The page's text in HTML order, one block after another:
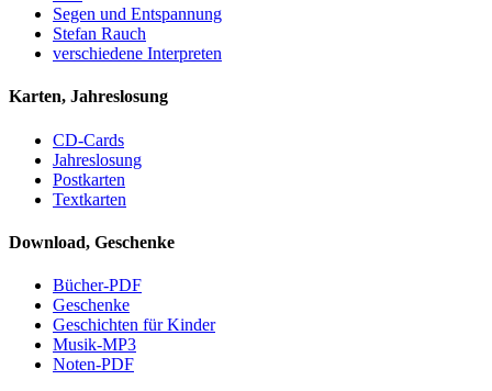
Segen und Entspannung
Stefan Rauch
verschiedene Interpreten
Karten, Jahreslosung
CD-Cards
Jahreslosung
Postkarten
Textkarten
Download, Geschenke
Bücher-PDF
Geschenke
Geschichten für Kinder
Musik-MP3
Noten-PDF